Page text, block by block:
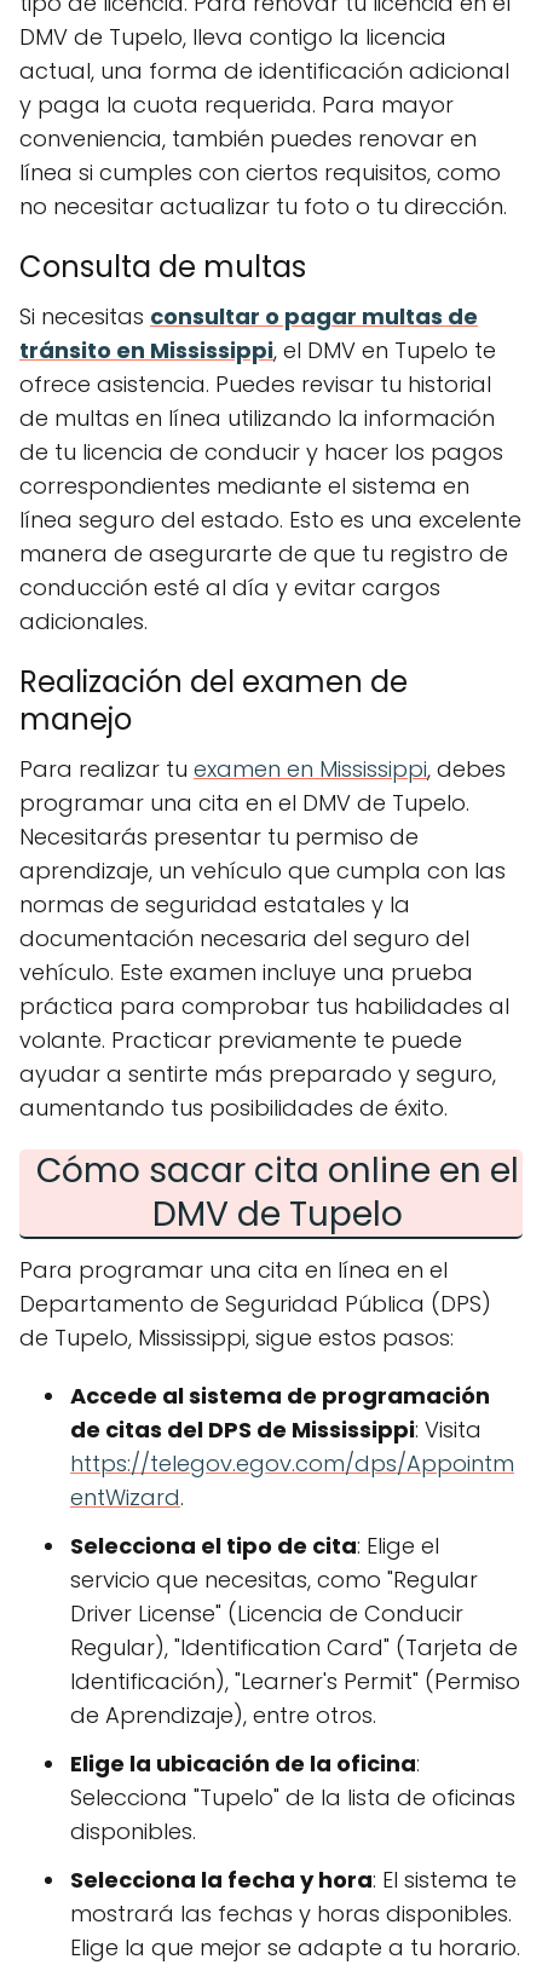
DMV de Tupelo, lleva contigo la licencia
actual, una forma de identificación adicional
y paga la cuota requerida. Para mayor
conveniencia, también puedes renovar en
línea si cumples con ciertos requisitos, como
no necesitar actualizar tu foto o tu dirección.
Consulta de multas
Si necesitas consultar o pagar multas de
tránsito en Mississippi, el DMV en Tupelo te
ofrece asistencia. Puedes revisar tu historial
de multas en línea utilizando la información
de tu licencia de conducir y hacer los pagos
correspondientes mediante el sistema en
línea seguro del estado. Esto es una excelente
manera de asegurarte de que tu registro de
conducción esté al día y evitar cargos
adicionales.
Realización del examen de
manejo
Para realizar tu examen en Mississippi, debes
programar una cita en el DMV de Tupelo.
Necesitarás presentar tu permiso de
aprendizaje, un vehículo que cumpla con las
normas de seguridad estatales y la
documentación necesaria del seguro del
vehículo. Este examen incluye una prueba
práctica para comprobar tus habilidades al
volante. Practicar previamente te puede
ayudar a sentirte más preparado y seguro,
aumentando tus posibilidades de éxito.
Cómo sacar cita online en el
DMV de Tupelo
Para programar una cita en línea en el
Departamento de Seguridad Pública (DPS)
de Tupelo, Mississippi, sigue estos pasos:
Accede al sistema de programación
de citas del DPS de Mississippi: Visita
https://telegov.egov.com/dps/Appointm
entWizard.
Selecciona el tipo de cita: Elige el
servicio que necesitas, como "Regular
Driver License" (Licencia de Conducir
Regular), "Identification Card" (Tarjeta de
Identificación), "Learner's Permit" (Permiso
de Aprendizaje), entre otros.
Elige la ubicación de la oficina:
Selecciona "Tupelo" de la lista de oficinas
disponibles.
Selecciona la fecha y hora: El sistema te
mostrará las fechas y horas disponibles.
Elige la que mejor se adapte a tu horario.